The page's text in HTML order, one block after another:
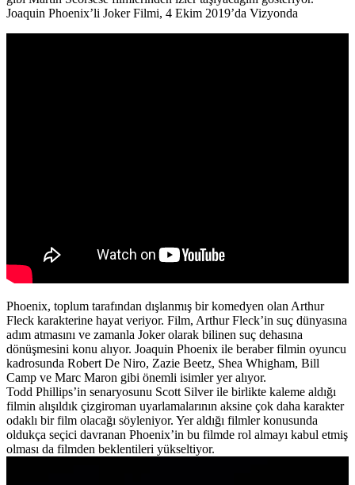
Joaquin Phoenix’li Joker Filmi, 4 Ekim 2019’da Vizyonda
Phoenix, toplum tarafından dışlanmış bir komedyen olan Arthur
Fleck karakterine hayat veriyor. Film, Arthur Fleck’in suç dünyasına
adım atmasını ve zamanla Joker olarak bilinen suç dehasına
dönüşmesini konu alıyor. Joaquin Phoenix ile beraber filmin oyuncu
kadrosunda Robert De Niro, Zazie Beetz, Shea Whigham, Bill
Camp ve Marc Maron gibi önemli isimler yer alıyor.
Todd Phillips’in senaryosunu Scott Silverile birlikte kaleme aldığı
filmin alışıldık çizgiroman uyarlamalarının aksine çok daha karakter
odaklı bir film olacağı söyleniyor. Yer aldığı filmler konusunda
oldukça seçici davranan Phoenix’in bu filmde rol almayı kabul etmiş
olması da filmden beklentileri yükseltiyor.